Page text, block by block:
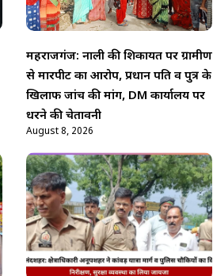
महराजगंज: नाली की शिकायत पर ग्रामीण
से मारपीट का आरोप, प्रधान पति व पुत्र के
खिलाफ जांच की मांग, DM कार्यालय पर
धरने की चेतावनी
August 8, 2026